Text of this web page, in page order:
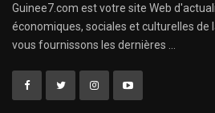
Guinee7.com est votre site Web
économiques, sociales et culturelles de
vous fournissons les dernières ...